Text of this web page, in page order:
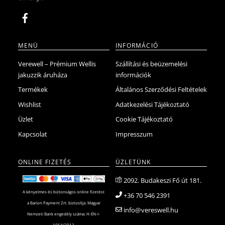
MENÜ
Verewell – Prémium Wellis
jakuzzik áruháza
Termékek
Wishlist
Üzlet
Kapcsolat
INFORMÁCIÓ
Szállítási és beüzemelési
információk
Általános Szerződési Feltételek
Adatkezelési Tájékoztató
Cookie Tájékoztató
Impresszum
ONLINE FIZETÉS
A kényelmes és biztonságos online fizetést
a Barion Payment Zrt. biztosítja. Magyar
Nemzeti Bank engedély száma: H-EN-I-
ÜZLETÜNK
2092. Budakeszi Fő út 181.
+36 70 546 2391
info@vereswell.hu